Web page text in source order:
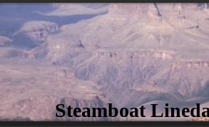
Steamboat